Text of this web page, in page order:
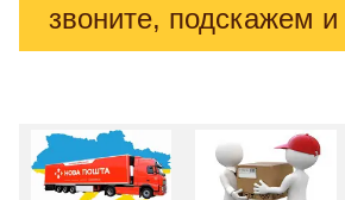
звоните, подскажем